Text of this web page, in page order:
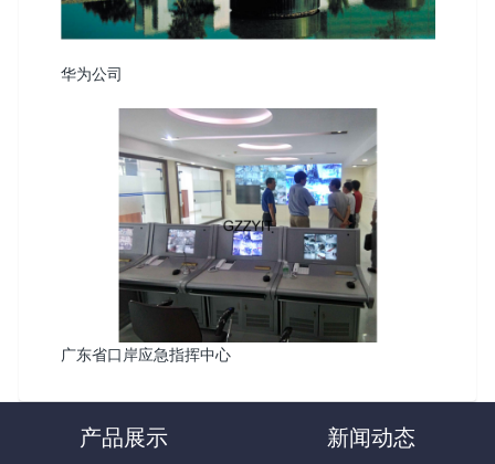
华为公司
广东省口岸应急指挥中心
产品展示 新闻动态